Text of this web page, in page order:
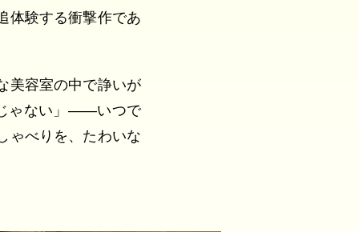
体験する衝撃作であ
美容室の中で諍いが
ゃない」――いつで
ゃべりを、たわいな